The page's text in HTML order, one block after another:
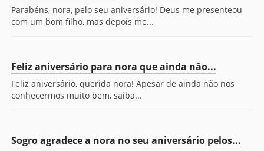
Parabéns, nora, pelo seu aniversário! Deus me presenteou
com um bom filho, mas depois me...
Feliz aniversário para nora que ainda não...
Feliz aniversário, querida nora! Apesar de ainda não nos
conhecermos muito bem, saiba...
Sogro agradece a nora no seu aniversário pelos...